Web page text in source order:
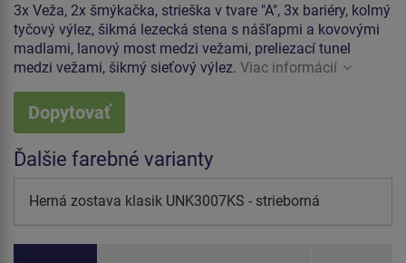
3x Veža, 2x šmýkačka, strieška v tvare "A", 3x bariéry, kolmý
tyčový výlez, šikmá lezecká stena s nášľapmi a kovovými
madlami, lanový most medzi vežami, preliezací tunel
medzi vežami, šikmý sieťový výlez. Viac informácií
Dopytovať
Ďalšie farebné varianty
Herná zostava klasik UNK3007KS - strieborná